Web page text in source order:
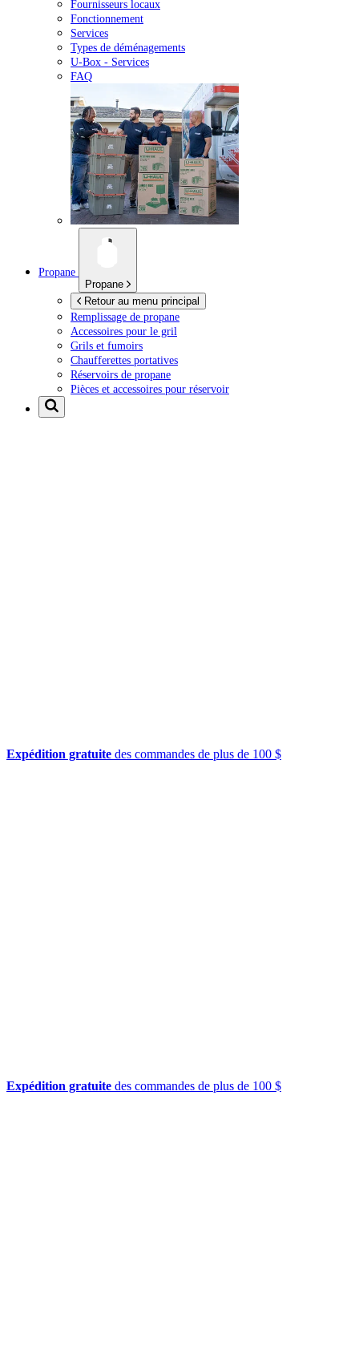
Fournisseurs locaux
Fonctionnement
Services
Types de déménagements
U-Box - Services
FAQ
Propane
Propane
Retour au menu principal
Remplissage de propane
Accessoires pour le gril
Grils et fumoirs
Chaufferettes portatives
Réservoirs de propane
Pièces et accessoires pour réservoir
Expédition gratuite des commandes de plus de 100 $
Expédition gratuite des commandes de plus de 100 $